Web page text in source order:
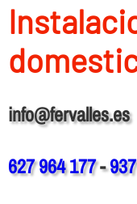
info@fervalles.es
627 964 177-